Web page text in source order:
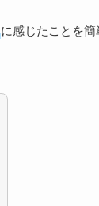
に感じたことを簡